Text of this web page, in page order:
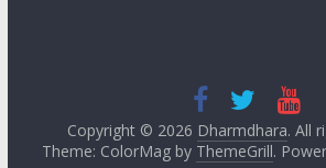
Copyright © 2026 Dharmdhara. All
Theme: ColorMag by ThemeGrill.